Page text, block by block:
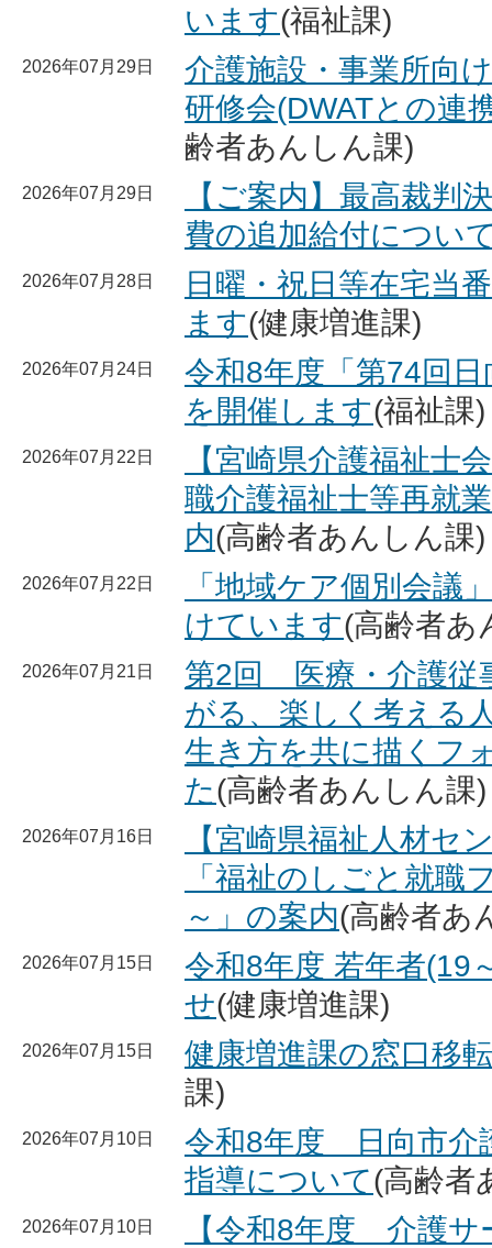
います(福祉課)
2026年07月29日
介護施設・事業所向
研修会(DWATとの連
齢者あんしん課)
2026年07月29日
【ご案内】最高裁判
費の追加給付につい
2026年07月28日
日曜・祝日等在宅当
ます(健康増進課)
2026年07月24日
令和8年度「第74回
を開催します(福祉課)
2026年07月22日
【宮崎県介護福祉士
職介護福祉士等再就
内(高齢者あんしん課)
2026年07月22日
「地域ケア個別会議
けています(高齢者あ
2026年07月21日
第2回 医療・介護従
がる、楽しく考える
生き方を共に描くフ
た(高齢者あんしん課)
2026年07月16日
【宮崎県福祉人材セ
「福祉のしごと就職
～」の案内(高齢者あ
2026年07月15日
令和8年度 若年者(19
せ(健康増進課)
2026年07月15日
健康増進課の窓口移
課)
2026年07月10日
令和8年度 日向市介
指導について(高齢者
2026年07月10日
【令和8年度 介護サ